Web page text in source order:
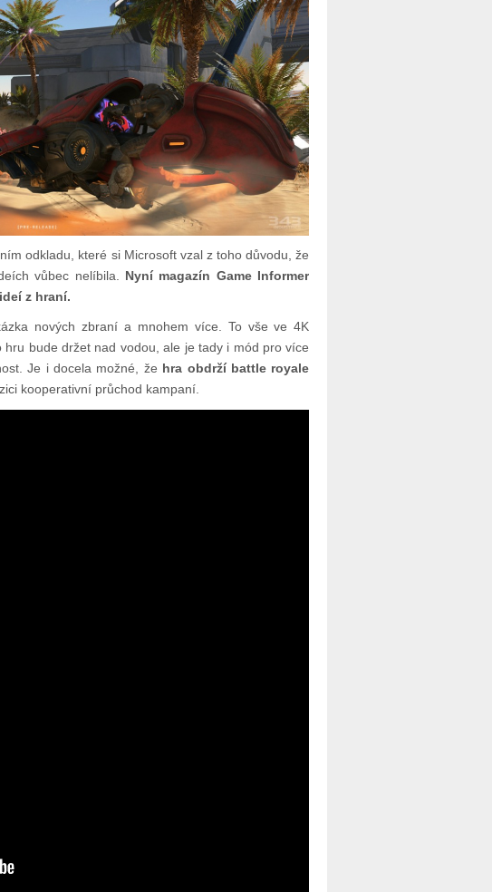
odkladu, které si Microsoft vzal z toho důvodu, že
vůbec nelíbila. Nyní magazín Game Informer
z hraní.
nových zbraní a mnohem více. To vše ve 4K
bude držet nad vodou, ale je tady i mód pro více
Je i docela možné, že hra obdrží battle royale
kooperativní průchod kampaní.